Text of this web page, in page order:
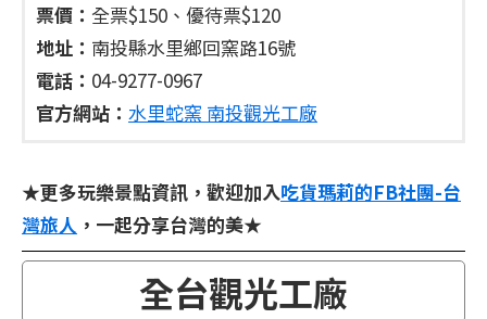
票價： 全票$150、優待票$120
地址： 南投縣水里鄉回窯路16號
電話： 04-9277-0967
官方網站： 水里蛇窯 南投觀光工廠
★更多玩樂景點資訊，歡迎加入吃貨瑪莉的FB社團-台
灣旅人 ，一起分享台灣的美★
全台觀光工廠